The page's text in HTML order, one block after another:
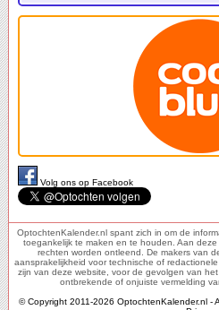
Volg ons op Facebook
OptochtenKalender.nl spant zich in om de
toegankelijk te maken en te houden. Aan
rechten worden ontleend. De makers van
aansprakelijkheid voor technische of
zijn van deze website, voor de gevolgen van
ontbrekende of onjuiste vermelding
© Copyright 2011-2026 OptochtenKalender.nl -